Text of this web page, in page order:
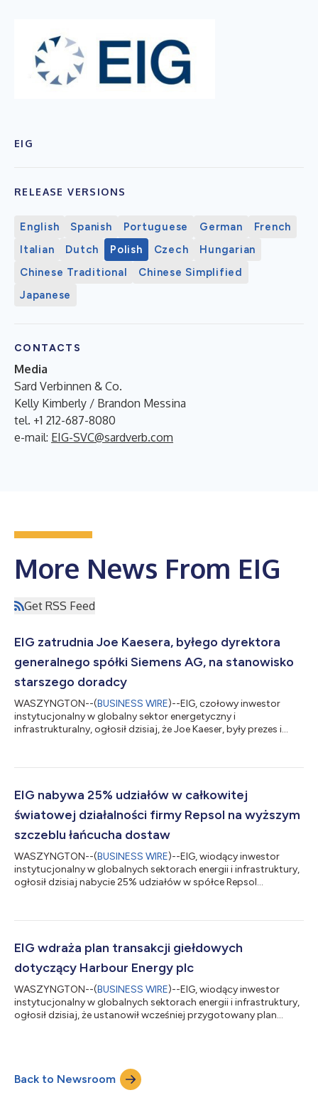
EIG
RELEASE VERSIONS
English Spanish Portuguese German
French
Italian
Dutch Polish Czech
Hungarian
Chinese Traditional
Chinese Simplified
Japanese
CONTACTS
Media
Sard Verbinnen & Co.
Kelly Kimberly / Brandon Messina
tel. +1 212-687-8080
e-mail: EIG-SVC@sardverb.com
More News From EIG
Get RSS Feed
EIG zatrudnia Joe Kaesera, byłego dyrektora
generalnego spółki Siemens AG, na stanowisko
starszego doradcy
WASZYNGTON--(BUSINESS WIRE)--EIG, czołowy inwestor
instytucjonalny w globalny sektor energetyczny i
infrastrukturalny, ogłosił dzisiaj, że Joe Kaeser, były prezes i
Kaeser zapewni kierownictwu firmy doradztwo strategiczne w
naciskiem na wykorzystywanie energii, energię ze źródeł
odnawialnych oraz transformację energetycz...
EIG nabywa 25% udziałów w całkowitej
światowej działalności firmy Repsol na wyższym
szczeblu łańcucha dostaw
WASZYNGTON--(BUSINESS WIRE)--EIG, wiodący inwestor
instytucjonalny w globalnych sektorach energii i infrastruktury,
ogłosił dzisiaj nabycie 25% udziałów w spółce Repsol
światową działalność firmy Repsol na wyższym szczeblu
zależna należąca w całości do EIG, nabyła 25% udziałów w
Repsol Upstream za całkowita kwotę około 4,8 mld US...
EIG wdraża plan transakcji giełdowych
dotyczący Harbour Energy plc
WASZYNGTON--(BUSINESS WIRE)--EIG, wiodący inwestor
instytucjonalny w globalnych sektorach energii i infrastruktury,
ogłosił dzisiaj, że ustanowił wcześniej przygotowany plan
niektórych kontrolowanych jednostek EIG. Jak ogłoszono
wcześniej w dniu 8 lipca 2022 r., firma EIG zakończyła podział
akcji między różnych inwestorów f...
Back to Newsroom